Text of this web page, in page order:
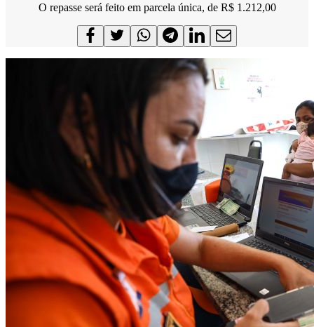
O repasse será feito em parcela única, de R$ 1.212,00